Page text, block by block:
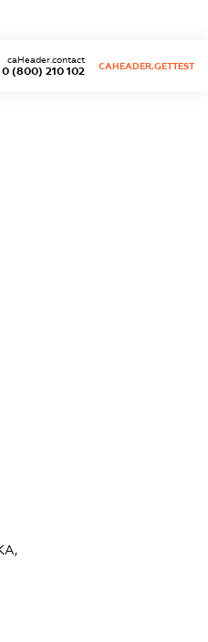
0 (800) 210 102
caHeader.contact
CAHEADER.GETTEST